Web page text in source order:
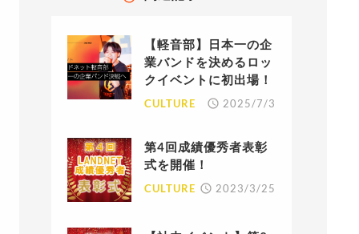
【軽音部】日本一の企
業バンドを決めるロッ
クイベントに初出場！
CULTURE 2025/7/3
第4回成績優秀者表彰
式を開催！
CULTURE 2023/3/25